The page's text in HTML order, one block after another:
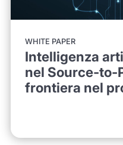
WHITE PAPER
Intelligenza
nel Source-to-
frontiera nel